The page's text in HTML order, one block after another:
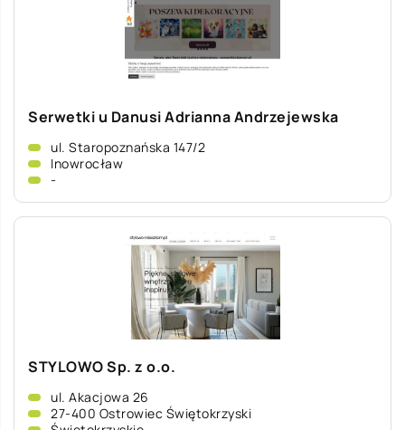
Serwetki u Danusi Adrianna Andrzejewska
ul. Staropoznańska 147/2
Inowrocław
-
STYLOWO Sp. z o.o.
ul. Akacjowa 26
27-400 Ostrowiec Świętokrzyski